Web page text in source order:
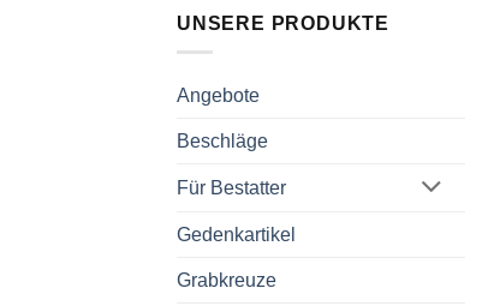
UNSERE PRODUKTE
Angebote
Beschläge
Für Bestatter
Gedenkartikel
Grabkreuze